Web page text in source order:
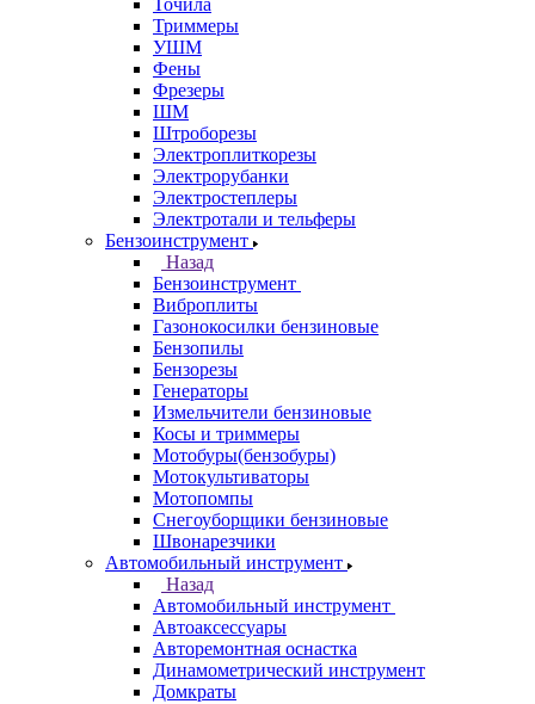
Точила
Триммеры
УШМ
Фены
Фрезеры
ШМ
Штроборезы
Электроплиткорезы
Электрорубанки
Электростеплеры
Электротали и тельферы
Бензоинструмент
Назад
Бензоинструмент
Виброплиты
Газонокосилки бензиновые
Бензопилы
Бензорезы
Генераторы
Измельчители бензиновые
Косы и триммеры
Мотобуры(бензобуры)
Мотокультиваторы
Мотопомпы
Снегоуборщики бензиновые
Швонарезчики
Автомобильный инструмент
Назад
Автомобильный инструмент
Автоаксессуары
Авторемонтная оснастка
Динамометрический инструмент
Домкраты